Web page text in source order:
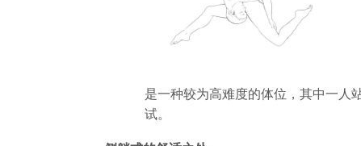
是一种较为高难度的体位，其中一人
试。